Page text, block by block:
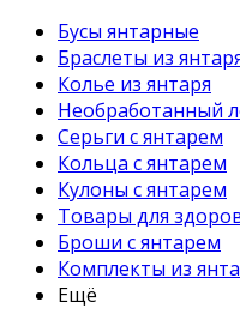
Бусы янтарные
Браслеты из
Колье из янтаря
Необработанный
Серьги с янтарем
Кольца с янтарем
Кулоны с янтарем
Товары для
Броши с янтарем
Комплекты из
Ещё